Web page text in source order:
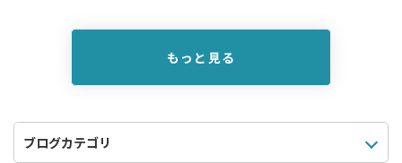
もっと見る